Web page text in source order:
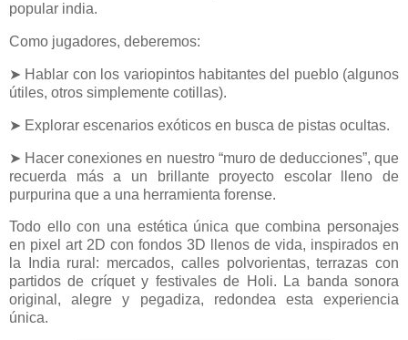
popular india.
Como jugadores, deberemos:
➤ Hablar con los variopintos habitantes del pueblo (algunos
útiles, otros simplemente cotillas).
➤ Explorar escenarios exóticos en busca de pistas ocultas.
➤ Hacer conexiones en nuestro “muro de deducciones”, que
recuerda más a un brillante proyecto escolar lleno de
purpurina que a una herramienta forense.
Todo ello con una estética única que combina personajes
en pixel art 2D con fondos 3D llenos de vida, inspirados en
la India rural: mercados, calles polvorientas, terrazas con
partidos de críquet y festivales de Holi. La banda sonora
original, alegre y pegadiza, redondea esta experiencia
única.